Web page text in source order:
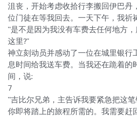
沮丧，开始考虑收拾行李搬回伊巴丹
位门徒在等我回去。一天下午，我祈
“是不是因为我没有车费去任何地方
这里?”
神立刻动员并感动了一位在城里银行
息时间给我送车费。当我还在跪着的
间，说:
7
“吉比尔兄弟，主告诉我要紧急把这
你即将踏上的旅程所需的。我需要赶